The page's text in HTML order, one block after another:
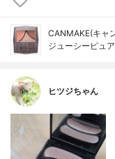
CANMAKE(キャ
ジューシーピュ
ヒツジちゃん